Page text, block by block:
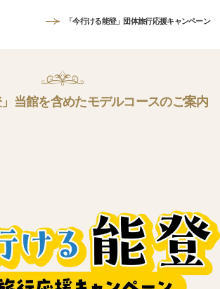
「今行ける能登」団体旅行応援キャンペーン
」当館を含めたモデルコースのご案内